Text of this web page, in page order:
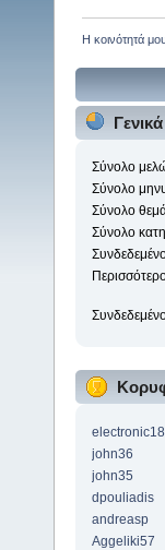
Η κοινότητά
Σύνολο
Σύνολο
Σύνολο
Σύνολο
john36
john35
dpouliadis
andreasp
Aggeliki57